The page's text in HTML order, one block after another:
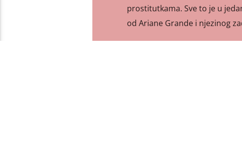
prostitutkama. Sve to je u
od Ariane Grande i njezinog